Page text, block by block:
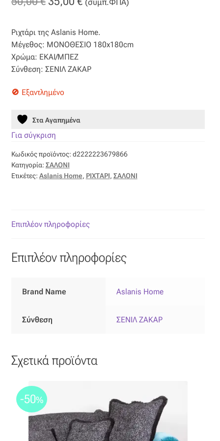
Βελούδο
Βελουτέ
Βουάλ
Γάζα
Δαντέλα
Επιπλόπανο
Λονέτα
Μπροκάρ
Οργάντζα
was:
50,00 €.
τιμή
35,00 €.
Ριχτάρι της Aslanis Home.
Μέγεθος: ΜΟΝΟΘΕΣΙΟ 180x180cm
Χρώμα: ΕΚΑΙ/ΜΠΕΖ
Σύνθεση: ΣΕΝΙΛ ΖΑΚΑΡ
Εξαντλημένο
Στα Αγαπημένα
Για σύγκριση
Κωδικός προϊόντος: d2222223679866
Κατηγορία: ΣΑΛΟΝΙ
Ετικέτες: Aslanis Home, ΡΙΧΤΑΡΙ, ΣΑΛΟΝΙ
Επιπλέον πληροφορίες
Επιπλέον πληροφορίες
Brand Name Aslanis Home
Σύνθεση ΣΕΝΙΛ ΖΑΚΑΡ
Σχετικά προϊόντα
-50%